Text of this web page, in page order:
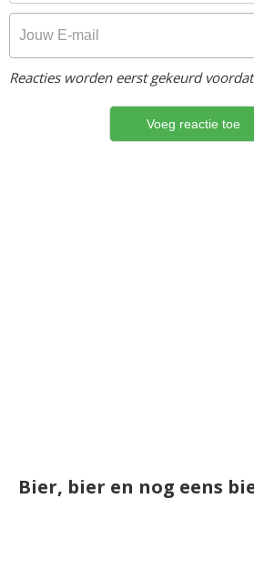
Reacties worden eerst gekeurd
Bier, bier en nog eens